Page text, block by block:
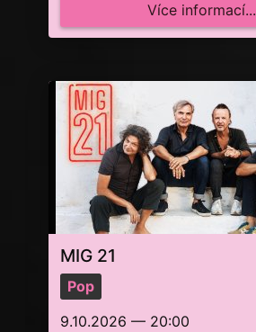
Více informací...
MIG 21
Pop
9.10.2026 — 20:00